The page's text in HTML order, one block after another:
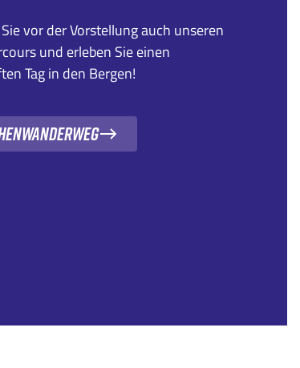
vor der Vorstellung auch unseren
und erleben Sie einen
Tag in den Bergen!